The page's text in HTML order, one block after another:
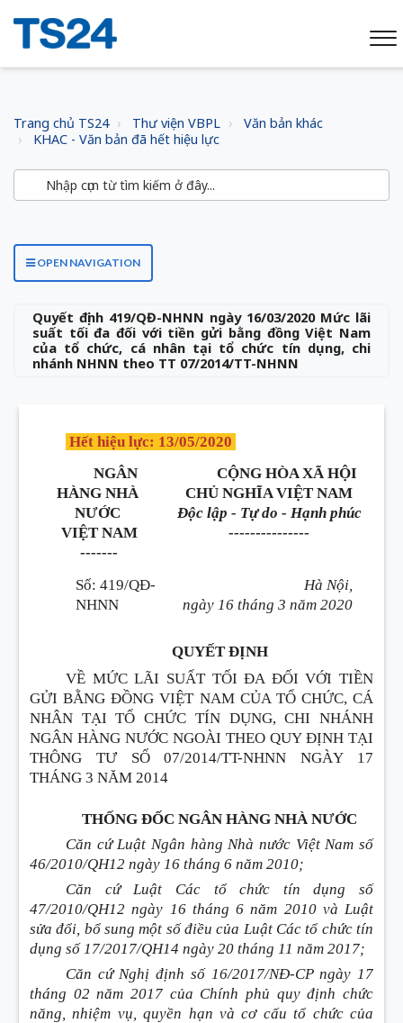
Trang chủ TS24 Thư viện VBPL
Văn bản khác
KHAC - Văn bản đã hết hiệu lực
OPEN NAVIGATION
Quyết định 419/QĐ-NHNN ngày 16/03/2020 Mức lãi
suất tối đa đối với tiền gửi bằng đồng Việt Nam
của tổ chức, cá nhân tại tổ chức tín dụng, chi
nhánh NHNN theo TT 07/2014/TT-NHNN
Hết hiệu lực: 13/05/2020
NGÂN
HÀNG NHÀ
NƯỚC
VIỆT NAM
-------
CỘNG HÒA XÃ HỘI
CHỦ NGHĨA VIỆT NAM
Độc lập - Tự do - Hạnh phúc
---------------
Số: 419/QĐ-
NHNN
Hà Nội,
ngày 16tháng 3 năm 2020
QUYẾT ĐỊNH
VỀ MỨC LÃI SUẤT TỐI ĐA ĐỐI VỚI TIỀN
GỬI BẰNG ĐỒNG VIỆT NAM CỦA TỔ CHỨC, CÁ
NHÂN TẠI TỔ CHỨC TÍN DỤNG, CHI NHÁNH
NGÂN HÀNG NƯỚC NGOÀI THEO QUY ĐỊNH TẠI
THÔNG TƯ SỐ 07/2014/TT-NHNN NGÀY 17
THÁNG 3 NĂM 2014
THỐNG ĐỐC NGÂN HÀNG NHÀ NƯỚC
Căn cứ Luật Ngân hàng Nhà nước Việt Nam số
46/2010/QH12 ngày 16 tháng 6 năm 2010;
Căn cứ Luật Các tổ chức tín dụng số
47/2010/QH12 ngày 16 tháng 6 năm 2010 và Luật
sửa đổi, bổ sung một số điều của Luật Các tổ chức tín
dụng số 17/2017/QH14 ngày 20 tháng 11 năm 2017;
Căn cứ Nghị định số 16/2017/NĐ-CP ngày 17
tháng 02 năm 2017 của Chính phủ quy định chức
năng, nhiệm vụ, quyền hạn và cơ cấu tổ chức của